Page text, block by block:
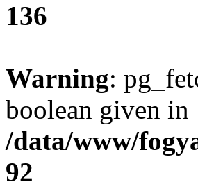
136
Warning:
boolean given in
/data/www/
92